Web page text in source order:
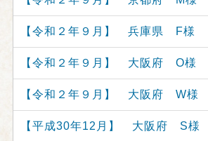
【令和２年９月】 兵庫県 F様
【令和２年９月】 大阪府 O様
【令和２年９月】 大阪府 W様
【平成30年12月】 大阪府 S様